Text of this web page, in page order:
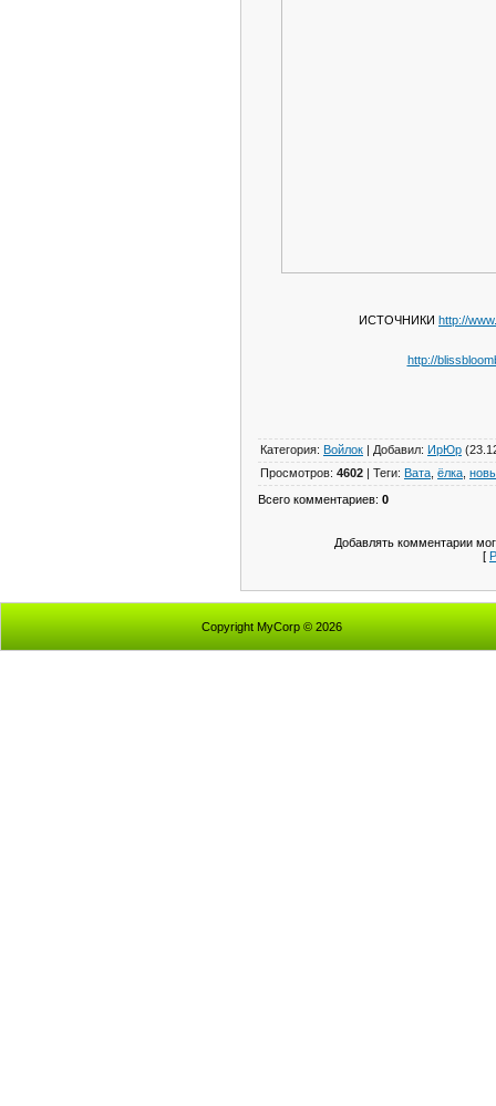
ИСТОЧНИКИ http://
http://
Категория: Войлок | Добавил: ИрЮр
Просмотров: 4602 | Теги: Вата ёлка
Всего комментариев: 0
Добавлять комментарии
[
Copyright MyCorp © 2026